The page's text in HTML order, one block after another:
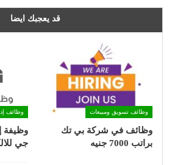
قد يعجبك ايضا
وظائف تسويق ومبيعات
وظائف في شركة بي تك
براتب 7000 جنيه
وظائف
وظيفة
جي